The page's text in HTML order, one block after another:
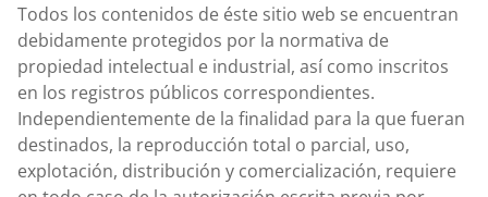
Todos los contenidos de éste sitio web se encuentran
debidamente protegidos por la normativa de
propiedad intelectual e industrial, así como inscritos
en los registros públicos correspondientes.
Independientemente de la finalidad para la que fueran
destinados, la reproducción total o parcial, uso,
explotación, distribución y comercialización, requiere